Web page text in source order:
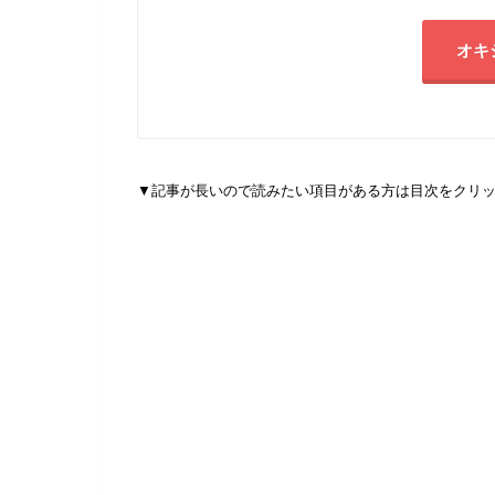
オキ
▼記事が長いので読みたい項目がある方は目次をクリ